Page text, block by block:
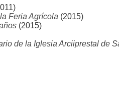
Feria Agrícola (2015)
(2015)
de la Iglesia Arciiprestal de